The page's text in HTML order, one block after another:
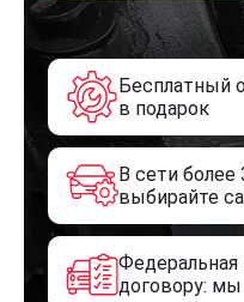
Бесплатный
в подарок
В сети более
выбирайте
Федеральная
договору: мы